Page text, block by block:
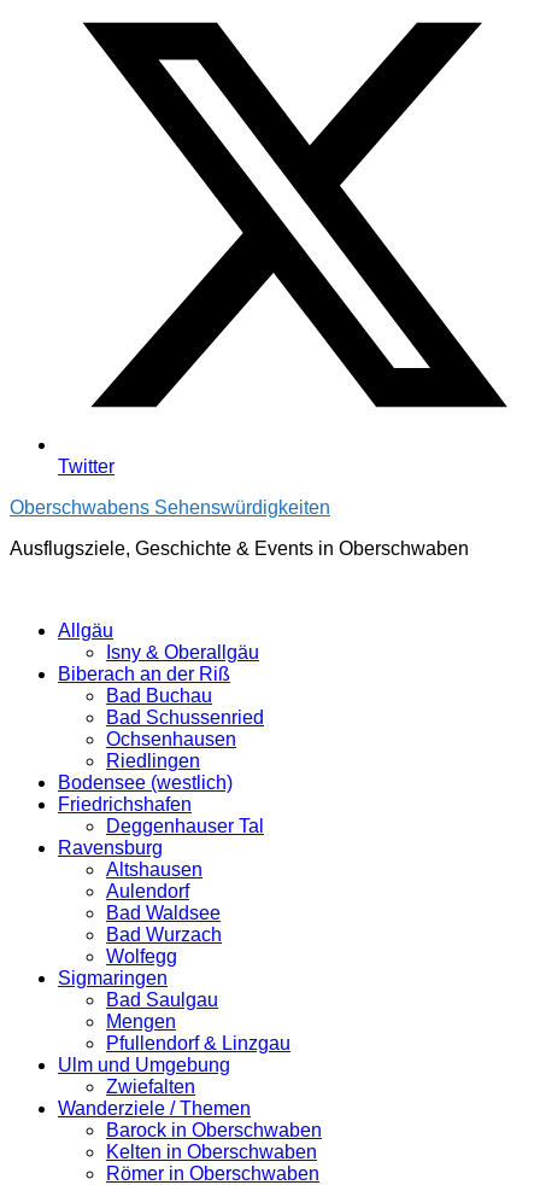
Twitter
Oberschwabens Sehenswürdigkeiten
Ausflugsziele, Geschichte & Events in Oberschwaben
Allgäu
Isny & Oberallgäu
Biberach an der Riß
Bad Buchau
Bad Schussenried
Ochsenhausen
Riedlingen
Bodensee (westlich)
Friedrichshafen
Deggenhauser Tal
Ravensburg
Altshausen
Aulendorf
Bad Waldsee
Bad Wurzach
Wolfegg
Sigmaringen
Bad Saulgau
Mengen
Pfullendorf & Linzgau
Ulm und Umgebung
Zwiefalten
Wanderziele / Themen
Barock in Oberschwaben
Kelten in Oberschwaben
Römer in Oberschwaben